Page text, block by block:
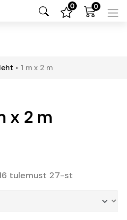
0 0
» 1 m x 2 m
x 2 m
tulemust 27-st